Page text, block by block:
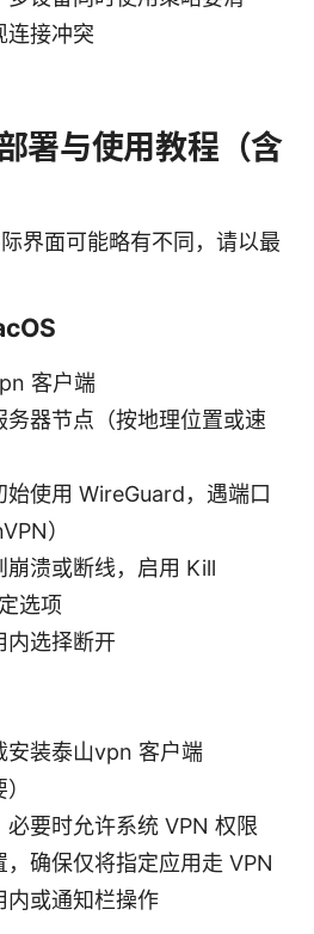
连接冲突
署与使用教程（含
界面可能略有不同，请以最
客户端
器节点（按地理位置或速
始使用 WireGuard，遇端口
）
崩溃或断线，启用 Kill
选项
内选择断开
安装泰山vpn 客户端
必要时允许系统 VPN 权限
确保仅将指定应用走 VPN
内或通知栏操作